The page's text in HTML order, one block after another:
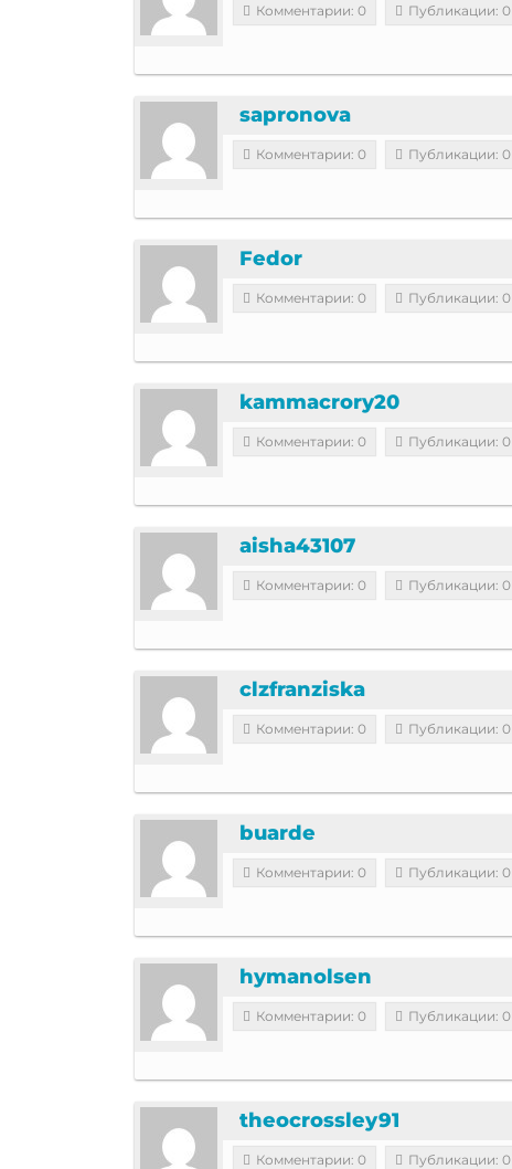
Комментарии: 0 Публикации: 0
sapronova
Комментарии: 0 Публикации: 0
Fedor
Комментарии: 0 Публикации: 0
kammacrory20
Комментарии: 0 Публикации: 0
aisha43107
Комментарии: 0 Публикации: 0
clzfranziska
Комментарии: 0 Публикации: 0
buarde
Комментарии: 0 Публикации: 0
hymanolsen
Комментарии: 0 Публикации: 0
theocrossley91
Комментарии: 0 Публикации: 0